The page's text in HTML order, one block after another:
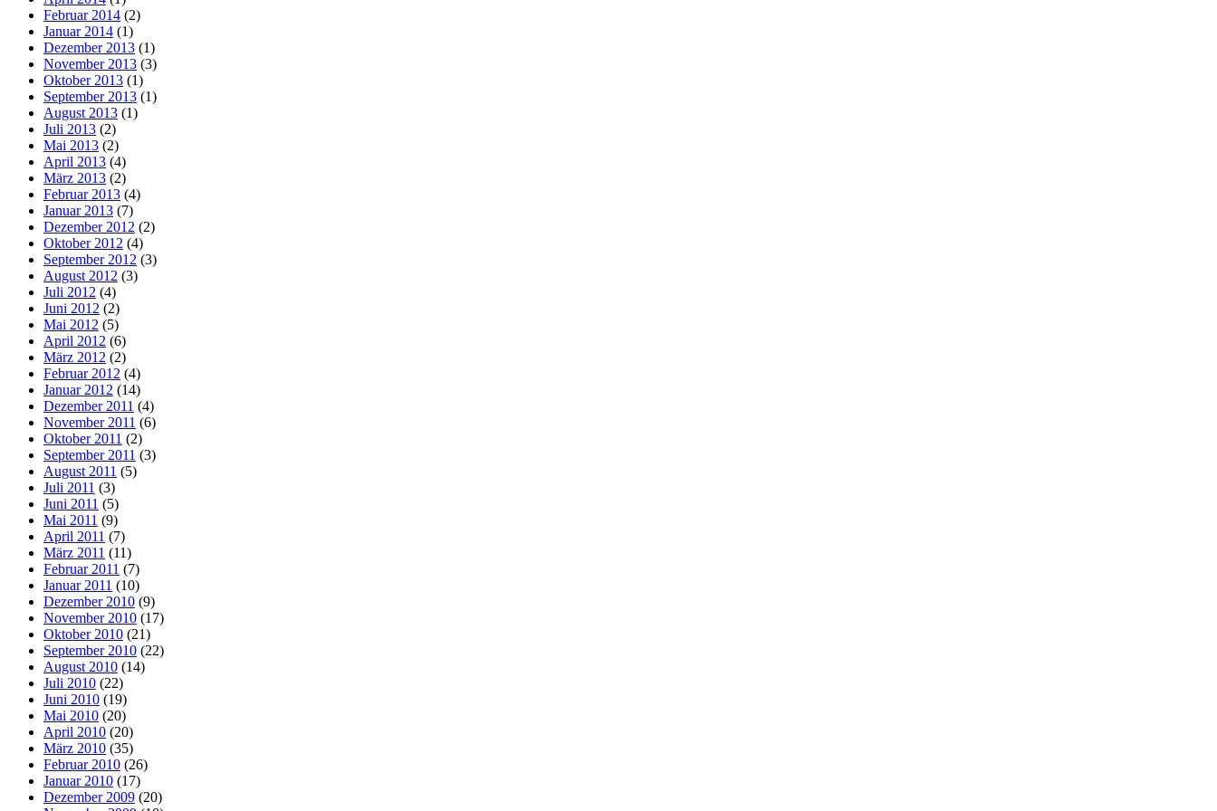
Februar 2014 (2)
Januar 2014 (1)
Dezember 2013 (1)
November 2013 (3)
Oktober 2013 (1)
September 2013 (1)
August 2013 (1)
Juli 2013 (2)
Mai 2013 (2)
April 2013 (4)
März 2013 (2)
Februar 2013 (4)
Januar 2013 (7)
Dezember 2012 (2)
Oktober 2012 (4)
September 2012 (3)
August 2012 (3)
Juli 2012 (4)
Juni 2012 (2)
Mai 2012 (5)
April 2012 (6)
März 2012 (2)
Februar 2012 (4)
Januar 2012 (14)
Dezember 2011 (4)
November 2011 (6)
Oktober 2011 (2)
September 2011 (3)
August 2011 (5)
Juli 2011 (3)
Juni 2011 (5)
Mai 2011 (9)
April 2011 (7)
März 2011 (11)
Februar 2011 (7)
Januar 2011 (10)
Dezember 2010 (9)
November 2010 (17)
Oktober 2010 (21)
September 2010 (22)
August 2010 (14)
Juli 2010 (22)
Juni 2010 (19)
Mai 2010 (20)
April 2010 (20)
März 2010 (35)
Februar 2010 (26)
Januar 2010 (17)
Dezember 2009 (20)